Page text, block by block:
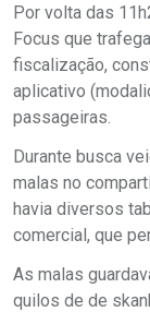
Por volta das
Focus que
fiscalização,
aplicativo
passageiras.
Durante busca
malas no
havia diversos
comercial, que
As malas
quilos de de